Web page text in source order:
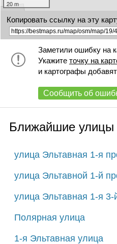
20 m
Копировать ссылку на эту
Заметили ошибку на
Укажите точку на
и картографы
Сообщить об
Ближайшие улицы
улица Эльтавная 1-я
улица Эльтавной 1-й
улица Эльтавная 1-я 3-
Полярная улица
1-я Эльтавная улица